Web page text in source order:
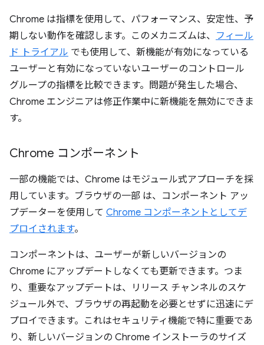
Chrome は指標を使用して、パフォーマンス、安定性、予
期しない動作を確認します。このメカニズムは、 フィール
ド トライアル でも使用して、新機能が有効になっている
ユーザーと有効になっていないユーザーのコントロール
グループの指標を比較できます。問題が発生した場合、
Chrome エンジニアは修正作業中に新機能を無効にできま
す。
Chrome コンポーネント
一部の機能では、Chrome はモジュール式アプローチを採
用しています。ブラウザの一部 は、コンポーネント アッ
プデーターを使用して Chrome コンポーネントとしてデ
プロイされます。
コンポーネントは、ユーザーが新しいバージョンの
Chrome にアップデートしなくても更新できます。つま
り、重要なアップデートは、リリース チャンネルのスケ
ジュール外で、ブラウザの再起動を必要とせずに迅速にデ
プロイできます。これはセキュリティ機能で特に重要であ
り、新しいバージョンの Chrome インストーラのサイズ